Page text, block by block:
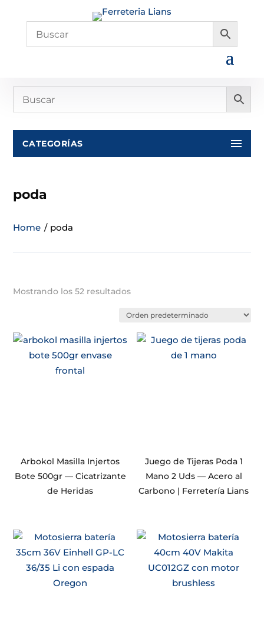
CATEGORÍAS
poda
Home / poda
Mostrando los 52 resultados
Arbokol Masilla Injertos
Bote 500gr — Cicatrizante
de Heridas
Juego de Tijeras Poda 1
Mano 2 Uds — Acero al
Carbono | Ferretería Lians